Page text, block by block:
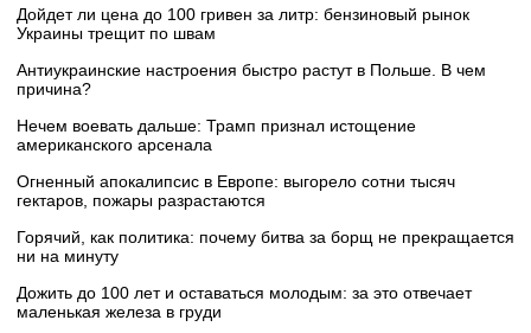
Дойдет ли цена до 100 гривен за литр: бензиновый рынок
Украины трещит по швам
Антиукраинские настроения быстро растут в Польше. В чем
причина?
Нечем воевать дальше: Трамп признал истощение
американского арсенала
Огненный апокалипсис в Европе: выгорело сотни тысяч
гектаров, пожары разрастаются
Горячий, как политика: почему битва за борщ не прекращается
ни на минуту
Дожить до 100 лет и оставаться молодым: за это отвечает
маленькая железа в груди